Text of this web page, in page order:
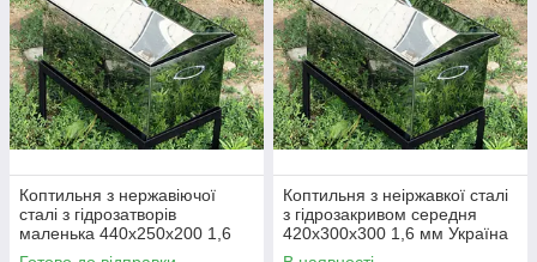
Коптильня з нержавіючої
сталі з гідрозатворів
маленька 440х250х200 1,6
мм Україна
Коптильня з неіржавкої сталі
з гідрозакривом середня
420х300х300 1,6 мм Україна